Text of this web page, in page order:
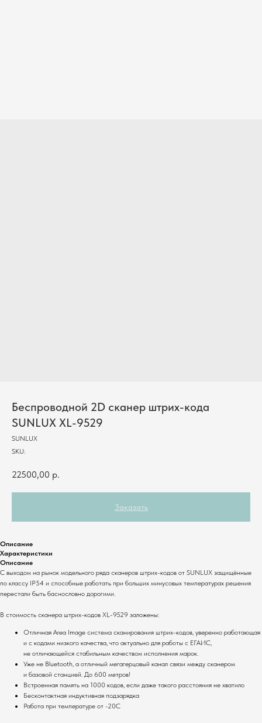
Беспроводной 2D сканер штрих-кода
SUNLUX XL-9529
SUNLUX
SKU:
22500,00 р.
Заказать
Описание
Характеристики
Описание
С выходом на рынок модельного ряда сканеров штрих-кодов от SUNLUX защищённые
по классу IP54 и способные работать при больших минусовых температурах решения
перестали быть баснословно дорогими.
В стоимость сканера штрих-кодов XL-9529 заложены:
Отличная Area Image система сканирования штрих-кодов, уверенно работающая
и с кодами низкого качества, что актуально для работы с ЕГАИС,
не отличающейся стабильным качеством исполнения марок.
Уже не Bluetooth, а отличный мегагерцовый канал связи между сканером
и базовой станцией. До 600 метров!
Встроенная память на 1000 кодов, если даже такого расстояния не хватило
Бесконтактная индуктивная подзарядка
Работа при температуре от -20С